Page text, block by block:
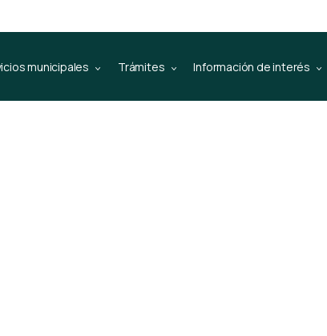
municipales Trámites Información de interés